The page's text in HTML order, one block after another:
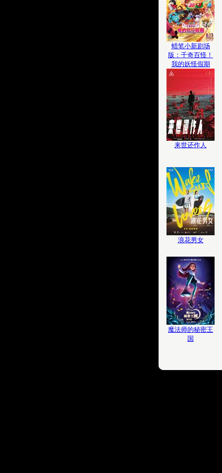
蜡笔小新剧场
版：千奇百怪！
我的妖怪假期
来世还作人
浪花男女
魔法师的秘密王
国